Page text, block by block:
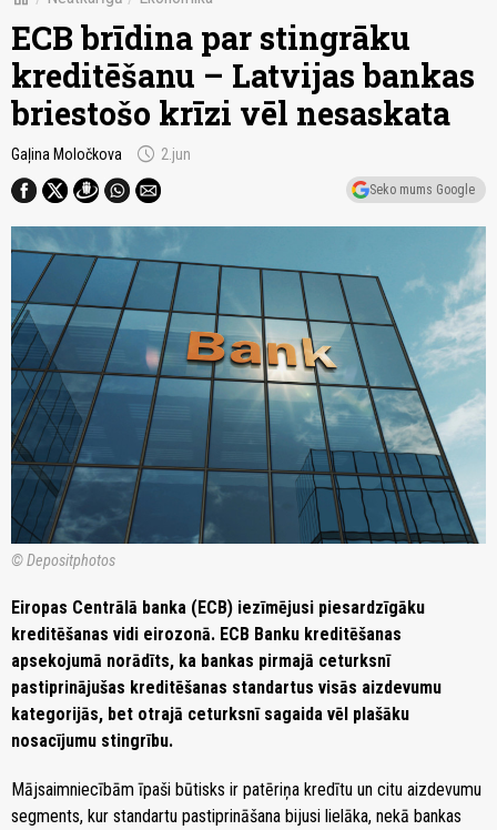
ECB brīdina par stingrāku
kreditēšanu – Latvijas bankas
briestošo krīzi vēl nesaskata
Gaļina Moločkova schedule 2.jun
Seko mums Google
© Depositphotos
Eiropas Centrālā banka (ECB) iezīmējusi piesardzīgāku
kreditēšanas vidi eirozonā. ECB Banku kreditēšanas
apsekojumā norādīts, ka bankas pirmajā ceturksnī
pastiprinājušas kreditēšanas standartus visās aizdevumu
kategorijās, bet otrajā ceturksnī sagaida vēl plašāku
nosacījumu stingrību.
Mājsaimniecībām īpaši būtisks ir patēriņa kredītu un citu aizdevumu
segments, kur standartu pastiprināšana bijusi lielāka, nekā bankas